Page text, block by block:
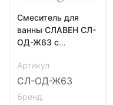
Смеситель для
ванны СЛАВЕН СЛ-
ОД-Ж63 с
душем, комплект,
хром
Артикул
СЛ-ОД-Ж63
Бренд